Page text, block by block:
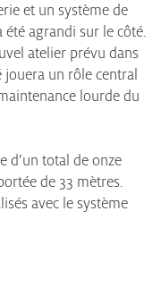
et un système de
agrandi sur le côté.
atelier prévu dans
un rôle central
lourde du
d’un total de onze
de 33 mètres.
avec le système